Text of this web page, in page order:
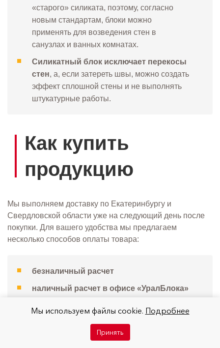
«старого» силиката, поэтому, согласно
новым стандартам, блоки можно
применять для возведения стен в
санузлах и ванных комнатах.
Силикатный блок исключает перекосы
стен, а, если затереть швы, можно создать
эффект сплошной стены и не выполнять
штукатурные работы.
Как купить
продукцию
Мы выполняем доставку по Екатеринбургу и
Свердловской области уже на следующий день после
покупки. Для вашего удобства мы предлагаем
несколько способов оплаты товара:
безналичный расчет
наличный расчет в офисе «УралБлока»
оплата после доставки
товара на
Мы используем файлы cookie. Подробнее
Принять